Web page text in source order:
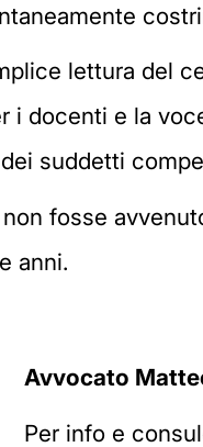
lettura del
i docenti e la
suddetti
fosse
anni.
Avvocato
Per info e